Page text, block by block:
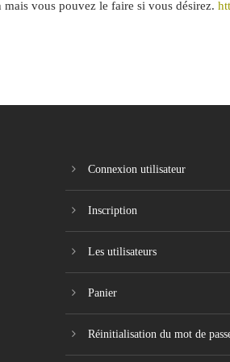
mais vous pouvez le faire si vous désirez.
Connexion utilisateur
Inscription
Les utilisateurs
Panier
Réinitialisation du mot de